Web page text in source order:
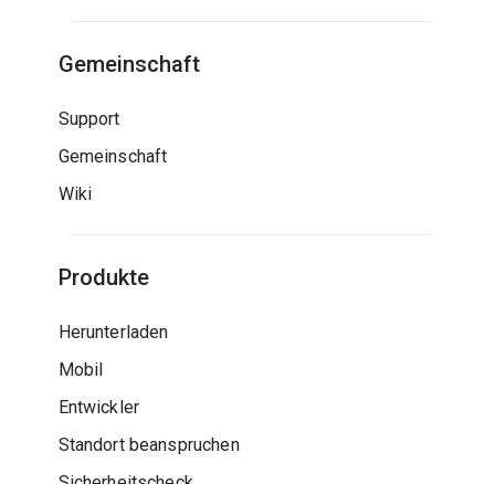
Gemeinschaft
Support
Gemeinschaft
Wiki
Produkte
Herunterladen
Mobil
Entwickler
Standort beanspruchen